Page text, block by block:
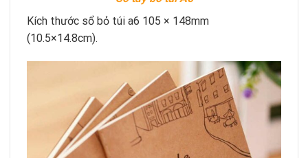
Kích thước sổ bỏ túi a6 105 × 148mm
(10.5×14.8cm).